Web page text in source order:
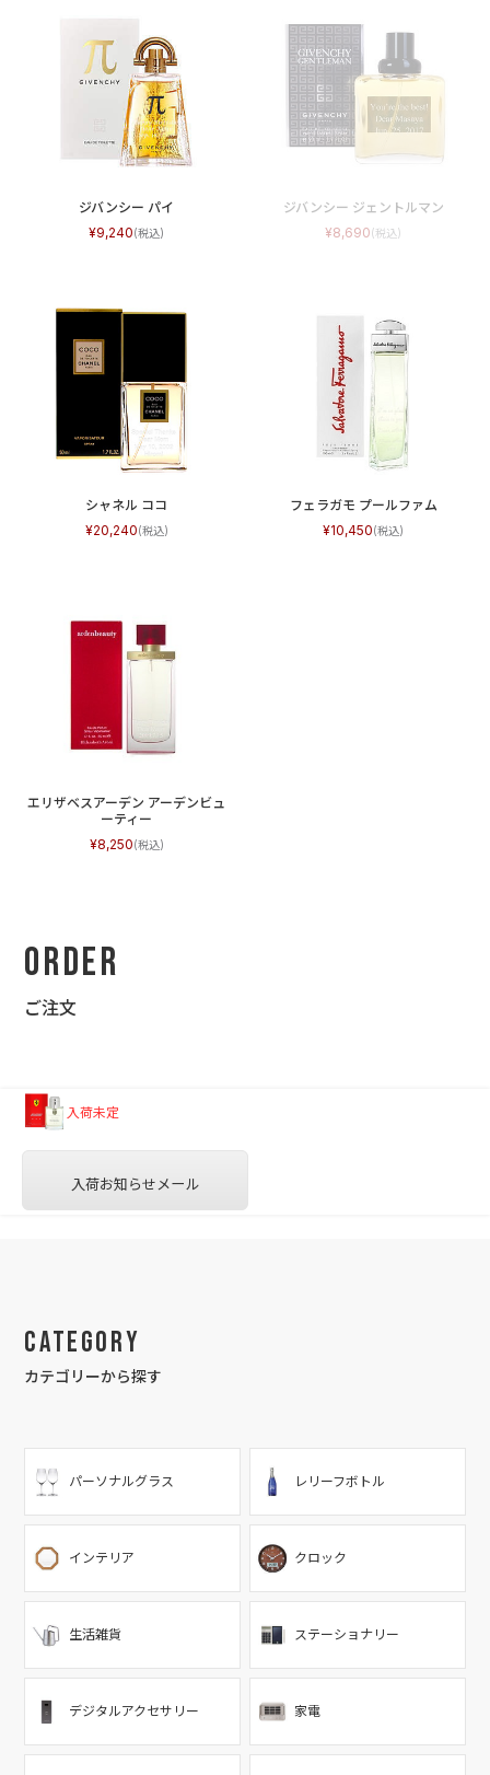
ジバンシー パイ
9,240
ジバンシー ジェントルマン
8,690
シャネル ココ
20,240
フェラガモ プールファム
10,450
エリザベスアーデン アーデンビュ
ーティー
8,250
Order
ご注文
入荷未定
入荷お知らせメール
Category
カテゴリーから探す
パーソナルグラス レリーフボトル
インテリア クロック
生活雑貨 ステーショナリー
デジタルアクセサリー 家電